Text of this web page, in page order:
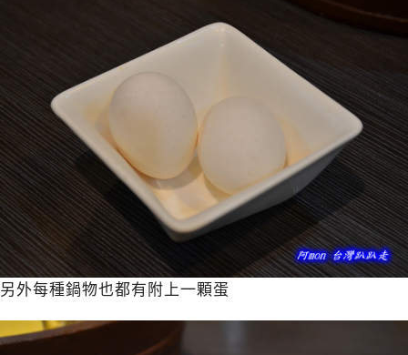
另外每種鍋物也都有附上一顆蛋